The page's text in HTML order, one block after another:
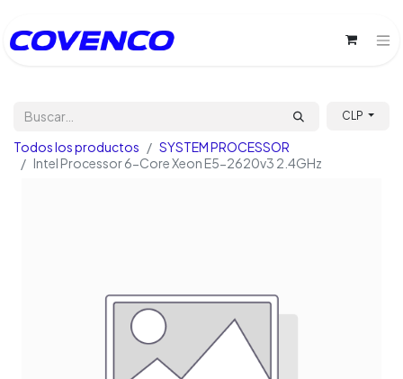
CLP
Todos los productos
SYSTEM PROCESSOR
Intel Processor 6-Core Xeon E5-2620v3 2.4GHz